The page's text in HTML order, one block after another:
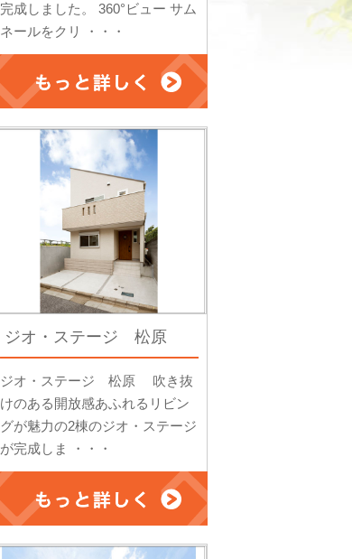
完成しました。 360°ビュー サム
ネールをクリ ・・・
ジオ・ステージ 松原
ジオ・ステージ 松原 吹き抜
けのある開放感あふれるリビン
グが魅力の2棟のジオ・ステージ
が完成しま ・・・